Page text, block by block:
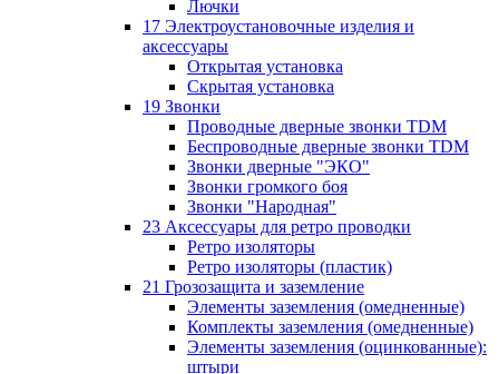
Лючки
17 Электроустановочные изделия и
аксессуары
Открытая установка
Скрытая установка
19 Звонки
Проводные дверные звонки TDM
Беспроводные дверные звонки TDM
Звонки дверные "ЭКО"
Звонки громкого боя
Звонки "Народная"
23 Аксессуары для ретро проводки
Ретро изоляторы
Ретро изоляторы (пластик)
21 Грозозащита и заземление
Элементы заземления (омедненные)
Комплекты заземления (омедненные)
Элементы заземления (оцинкованные):
штыри